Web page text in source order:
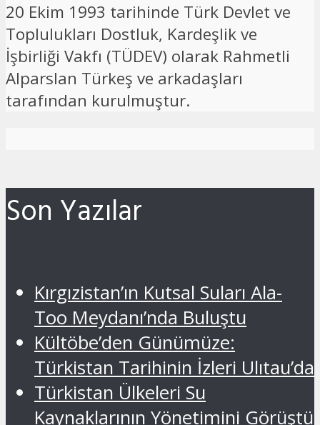
20 Ekim 1993 tarihinde Türk Devlet ve
Toplulukları Dostluk, Kardeşlik ve
İşbirliği Vakfı (TÜDEV) olarak Rahmetli
Alparslan Türkeş ve arkadaşları
tarafından kurulmuştur.
Son Yazılar
Kırgızistan’ın Kutsal Suları Ala-
Too Meydanı’nda Buluştu
Kültöbe’den Günümüze:
Türkistan Tarihinin İzleri Ulıtau’da
Türkistan Ülkeleri Su
Kaynaklarının Yönetimini Görüştü